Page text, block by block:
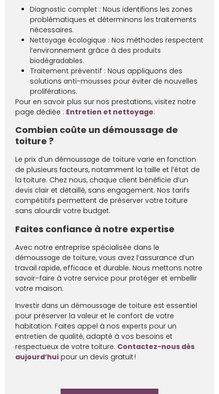
Diagnostic complet : Nous identifions les zones
problématiques et déterminons les traitements
nécessaires.
Nettoyage écologique : Nos méthodes respectent
l’environnement grâce à desproduits
biodégradables.
Traitement préventif : Nous appliquons des
solutionsanti-mousses pour éviter de nouvelles
proliférations.
Pour en savoir plus sur nos prestations, visitez notre
page dédiée : Entretien et nettoyage.
Combien coûte un démoussage de
toiture ?
Leprix d’un démoussage de toiture varie en fonction
de plusieurs facteurs, notamment la taille et l’état de
la toiture. Chez nous, chaque client bénéficie d’un
devis clair et détaillé, sans engagement. Nos tarifs
compétitifs permettent de préserver votre toiture
sans alourdir votre budget.
Faites confiance à notre expertise
Avec notre entreprise spécialisée dans le
démoussage de toiture, vous avez l’assurance d’un
travailrapide,efficace etdurable. Nous mettons notre
savoir-faire à votre service pourprotéger etembellir
votre maison.
Investir dans un démoussage de toiture est essentiel
pour préserver lavaleur et leconfort de votre
habitation. Faites appel à nosexperts pour un
entretien de qualité, adapté à vos besoins et
respectueux de votre toiture. Contactez-nous dès
aujourd’hui pour un devis gratuit !